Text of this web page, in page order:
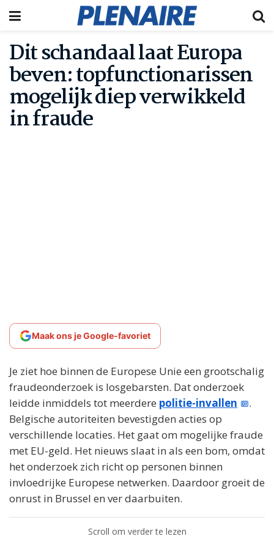
Dit schandaal laat Europa
beven: topfunctionarissen
mogelijk diep verwikkeld
in fraude
Maak ons je Google-favoriet
Je ziet hoe binnen de Europese Unie een grootschalig
fraudeonderzoek is losgebarsten. Dat onderzoek
leidde inmiddels tot meerdere politie-invallen
.
Belgische autoriteiten bevestigden acties op
verschillende locaties. Het gaat om mogelijke fraude
met EU-geld. Het nieuws slaat in als een bom, omdat
het onderzoek zich richt op personen binnen
invloedrijke Europese netwerken. Daardoor groeit de
onrust in Brussel en ver daarbuiten.
Scroll om verder te lezen